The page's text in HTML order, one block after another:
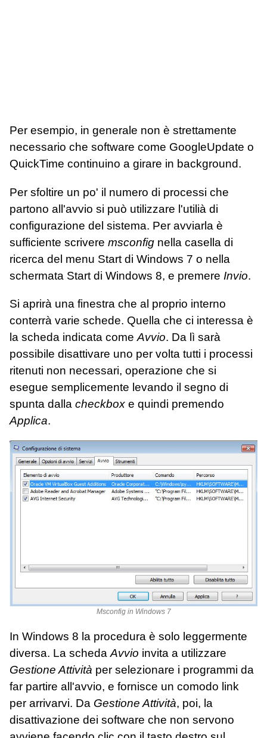
Per esempio, in generale non è strettamente
necessario che software come GoogleUpdate o
QuickTime continuino a girare in background.
Per sfoltire un po' il numero di processi che
partono all'avvio si può utilizzare l'utilià di
configurazione del sistema. Per avviarla è
sufficiente scrivere msconfig nella casella di
ricerca del menu Start di Windows 7 o nella
schermata Start di Windows 8, e premere Invio.
Si aprirà una finestra che al proprio interno
conterrà varie schede. Quella che ci interessa è
la scheda indicata come Avvio. Da lì sarà
possibile disattivare uno per volta tutti i processi
ritenuti non necessari, operazione che si
esegue semplicemente levando il segno di
spunta dalla checkbox e quindi premendo
Applica.
Msconfig in Windows 7
In Windows 8 la procedura è solo leggermente
diversa. La schedaAvvio invita a utilizzare
Gestione Attività per selezionare i programmi da
far partire all'avvio, e fornisce un comodo link
per arrivarvi. Da Gestione Attività, poi, la
disattivazione dei software che non servono